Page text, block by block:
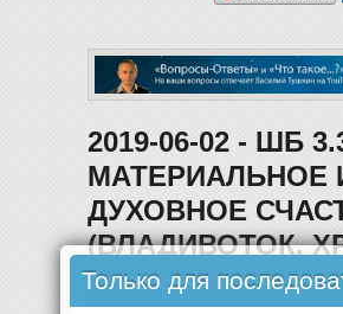
2019-06-02 - ШБ
МАТЕРИАЛЬНОЕ
ДУХОВНОЕ
(ВЛАДИВОТОК,
Только для